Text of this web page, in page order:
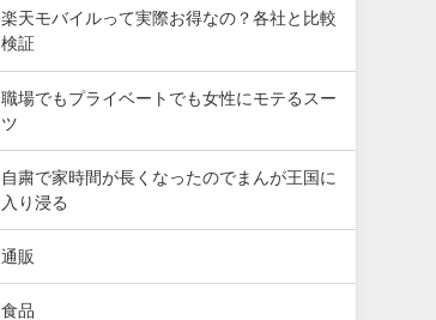
楽天モバイルって実際お得なの？各社と比較
検証
職場でもプライベートでも女性にモテるスー
ツ
自粛で家時間が長くなったのでまんが王国に
入り浸る
通販
食品